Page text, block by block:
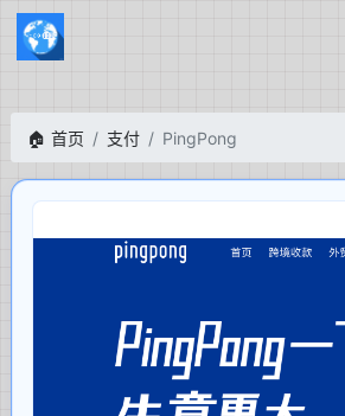
🏠 首页 支付 PingPong